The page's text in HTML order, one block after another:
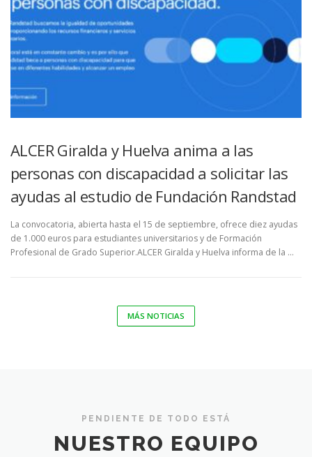
ALCER Giralda y Huelva anima a las
personas con discapacidad a solicitar las
ayudas al estudio de Fundación Randstad
La convocatoria, abierta hasta el 15 de septiembre, ofrece diez ayudas
de 1.000 euros para estudiantes universitarios y de Formación
Profesional de Grado Superior.ALCER Giralda y Huelva informa de la …
MÁS NOTICIAS
PENDIENTE DE TODO ESTÁ
NUESTRO EQUIPO